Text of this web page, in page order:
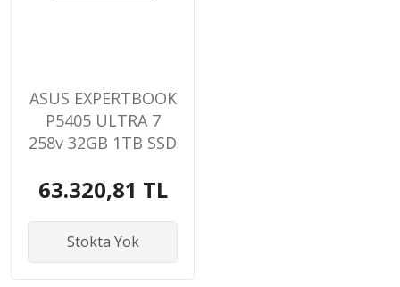
ASUS EXPERTBOOK
P5405 ULTRA 7
258v 32GB 1TB SSD
NOTEBOOK
63.320,81 TL
Stokta Yok